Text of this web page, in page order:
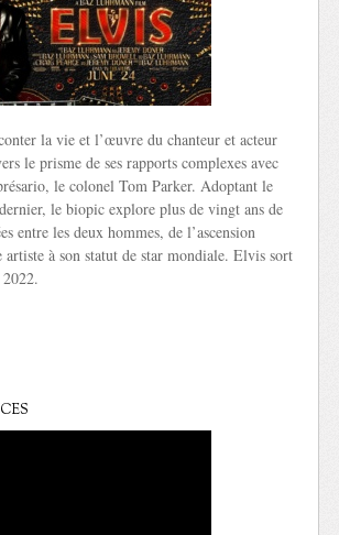
la vie et l’œuvre du chanteur et acteur
le prisme de ses rapports complexes avec
le colonel Tom Parker. Adoptant le
le biopic explore plus de vingt ans de
entre les deux hommes, de l’ascension
à son statut de star mondiale. Elvis sort